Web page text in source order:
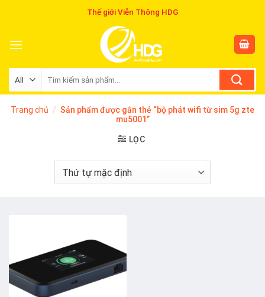
Thế giới Viễn Thông HDG
Trang chủ / Sản phẩm được gắn thẻ “bộ phát wifi từ sim 5g zte
mu5001”
LỌC